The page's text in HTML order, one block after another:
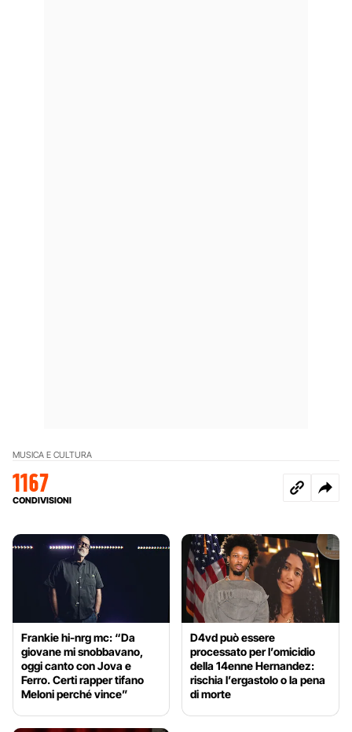
MUSICA E CULTURA
1167
CONDIVISIONI
Frankie hi-nrg mc: “Da
giovane mi snobbavano,
oggi canto con Jova e
Ferro. Certi rapper tifano
Meloni perché vince”
D4vd può essere
processato per l’omicidio
della 14enne Hernandez:
rischia l’ergastolo o la pena
di morte